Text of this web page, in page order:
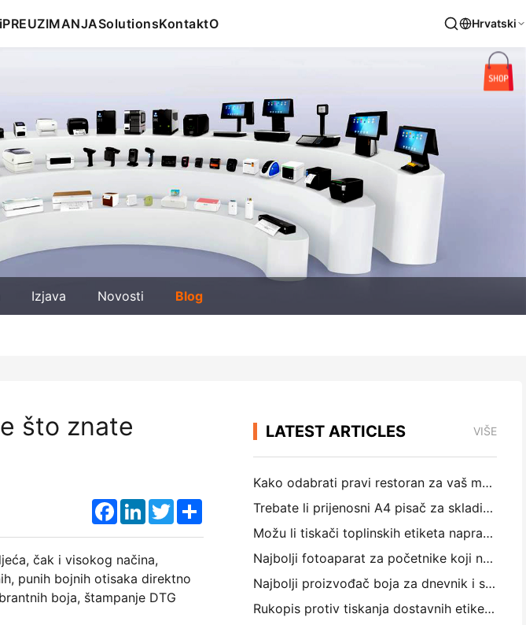
PREUZIMANJASolutionsKontaktO Hrvatski
Izjava Novosti Blog
što znate
Facebook
LinkedInTwitterShare
čak i visokog načina,
punih bojnih otisaka direktno
boja, štampanje DTG
LATEST ARTICLES VIŠE
Kako odabrati pravi restoran za vaš mali ili srednji restoran
Trebate li prijenosni A4 pisač za skladišne račune? Što zapravo funkcionira
Možu li tiskači toplinskih etiketa napraviti vodootporne etikete za male proizvode?
Najbolji fotoaparat za početnike koji ne žele trošiti papir
Najbolji proizvođač boja za dnevnik i scrapbooking: Dodajte više boja na svaku stranicu
Rukopis protiv tiskanja dostavnih etiketa: Savjeti za mala poduzeća u 2026.